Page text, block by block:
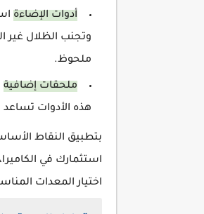
أدوات الإضاءة
وتجنب الظلال
ملحوظ.
ملحقات إضافية
هذه الأدوات
بتطبيق النقاط
استثمارك في
اختيار المعدات